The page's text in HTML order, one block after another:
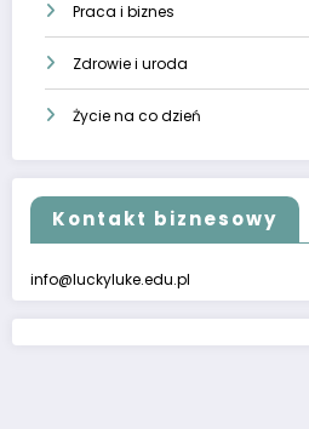
Praca i biznes
Zdrowie i uroda
Życie na co dzień
Kontakt biznesowy
info@luckyluke.edu.pl